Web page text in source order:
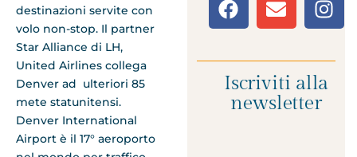
destinazioni servite con
volo non-stop. Il partner
Star Alliance di LH,
United Airlines collega
Denver ad ulteriori 85
mete statunitensi.
Denver International
Airport è il 17° aeroporto
Iscriviti alla
newsletter